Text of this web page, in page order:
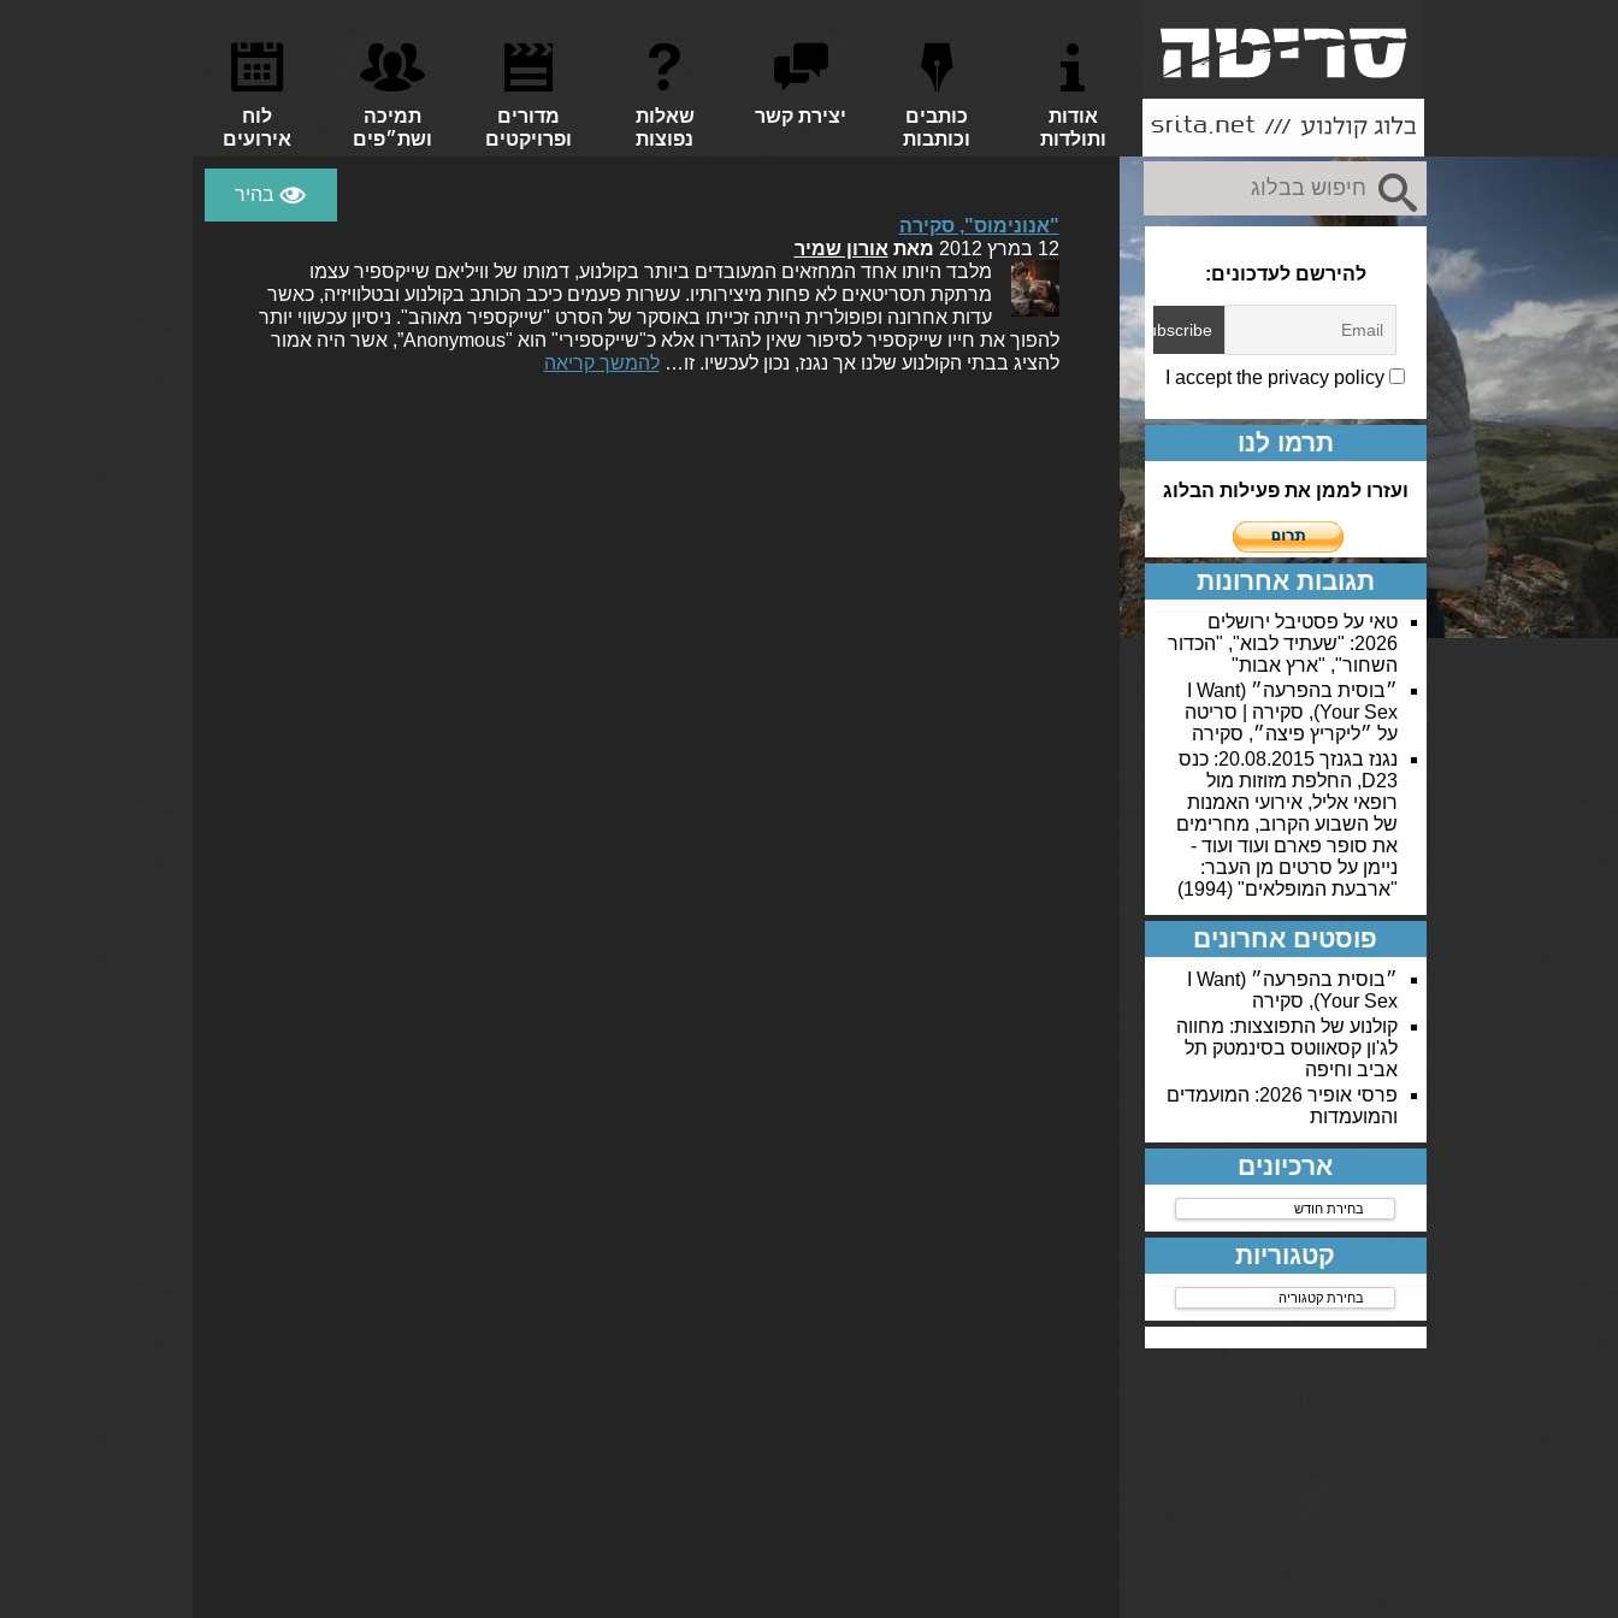
אודות
ותולדות
כותבים
וכותבות
יצירת קשר
שאלות
נפוצות
מדורים
ופרויקטים
תמיכה
ושת״פים
לוח
אירועים
להירשם לעדכונים:
תרמו לנו
ועזרו לממן את פעילות הבלוג
תגובות אחרונות
טאי על פסטיבל ירושלים
2026: "שעתיד לבוא", "הכדור
השחור", "ארץ אבות"
״בוסית בהפרעה״ (I Want
Your Sex), סקירה | סריטה
על ״ליקריץ פיצה״, סקירה
נגנז בגנזך 20.08.2015: כנס
D23, החלפת מזוזות מול
רופאי אליל, אירועי האמנות
של השבוע הקרוב, מחרימים
את סופר פארם ועוד ועוד -
ניימן על סרטים מן העבר:
"ארבעת המופלאים" (1994)
פוסטים אחרונים
״בוסית בהפרעה״ (I Want
Your Sex), סקירה
קולנוע של התפוצצות: מחווה
לג'ון קסאווטס בסינמטק תל
אביב וחיפה
פרסי אופיר 2026: המועמדים
והמועמדות
ארכיונים
ארכיונים
קטגוריות
קטגוריות
"אנונימוס", סקירה
12 במרץ 2012
מאת אורון שמיר
מלבד היותו אחד המחזאים המעובדים ביותר בקולנוע, דמותו של וויליאם שייקספיר עצמו
מרתקת תסריטאים לא פחות מיצירותיו. עשרות פעמים כיכב הכותב בקולנוע ובטלוויזיה, כאשר
עדות אחרונה ופופולרית הייתה זכייתו באוסקר של הסרט "שייקספיר מאוהב". ניסיון עכשווי יותר
להפוך את חייו שייקספיר לסיפור שאין להגדירו אלא כ"שייקספירי" הוא "Anonymous”, אשר היה אמור
להציג בבתי הקולנוע שלנו אך נגנז, נכון לעכשיו. זו…להמשך קריאה